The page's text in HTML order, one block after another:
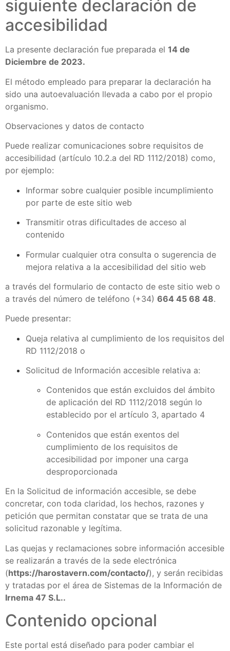
siguiente declaración de
accesibilidad
La presente declaración fue preparada el 14 de
Diciembre de 2023.
El método empleado para preparar la declaración ha
sido una autoevaluación llevada a cabo por el propio
organismo.
Observaciones y datos de contacto
Puede realizar comunicaciones sobre requisitos de
accesibilidad (artículo 10.2.a del RD 1112/2018) como,
por ejemplo:
Informar sobre cualquier posible incumplimiento
por parte de este sitio web
Transmitir otras dificultades de acceso al
contenido
Formular cualquier otra consulta o sugerencia de
mejora relativa a la accesibilidad del sitio web
a través del formulario de contacto de este sitio web o
a través del número de teléfono (+34) 664 45 68 48.
Puede presentar:
Queja relativa al cumplimiento de los requisitos del
RD 1112/2018 o
Solicitud de Información accesible relativa a:
Contenidos que están excluidos del ámbito
de aplicación del RD 1112/2018 según lo
establecido por el artículo 3, apartado 4
Contenidos que están exentos del
cumplimiento de los requisitos de
accesibilidad por imponer una carga
desproporcionada
En la Solicitud de información accesible, se debe
concretar, con toda claridad, los hechos, razones y
petición que permitan constatar que se trata de una
solicitud razonable y legítima.
Las quejas y reclamaciones sobre información accesible
se realizarán a través de la sede electrónica
(https://harostavern.com/contacto/), y serán recibidas
y tratadas por el área de Sistemas de la Información de
Irnema 47 S.L..
Contenido opcional
Este portal está diseñado para poder cambiar el